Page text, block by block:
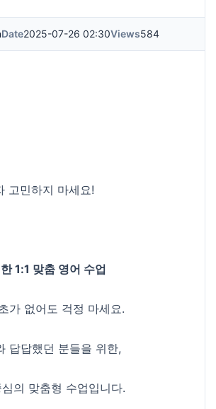
Date2025-07-26 02:30Views584
고민하지 마세요!
1:1 맞춤 영어 수업
가 없어도 걱정 마세요.
답답했던 분들을 위한,
의 맞춤형 수업입니다.